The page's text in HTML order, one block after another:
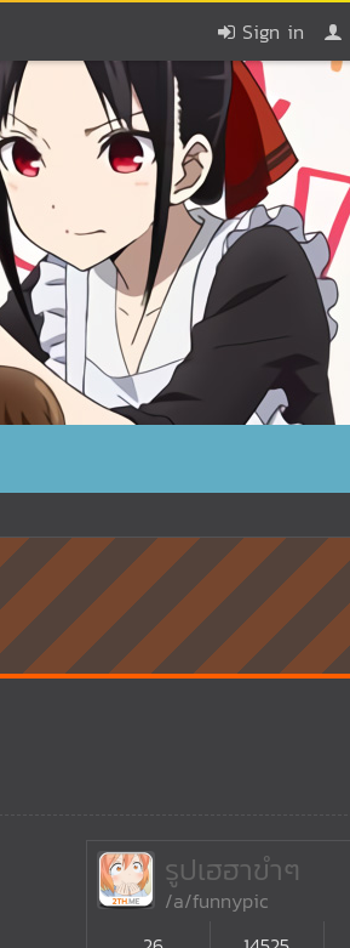
Sign in
รูปเฮฮาขำๆ
/a/funnypic